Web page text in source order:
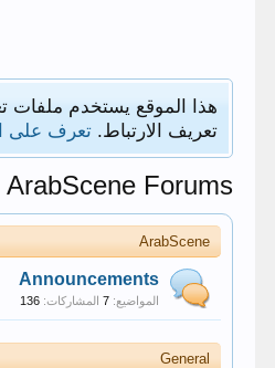
هذا الموقع يستخدم ملفات
تعريف الارتباط.تعرف على
ArabScene Forums
ArabScene
Announcements
المواضيع: 7 المشاركات: 136
General